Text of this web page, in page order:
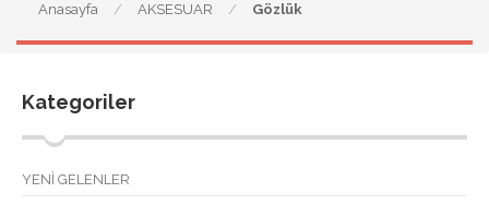
Anasayfa AKSESUAR Gözlük
Kategoriler
YENİ GELENLER